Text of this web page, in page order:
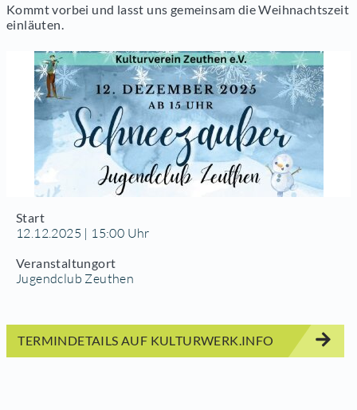
Kommt vorbei und lasst uns gemeinsam die Weihnachtszeit
einläuten.
Start
12.12.2025 | 15:00 Uhr
Veranstaltungort
Jugendclub Zeuthen
TERMINDETAILS AUF KULTURWERK.INFO